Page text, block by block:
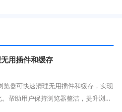
用插件和缓存
览器可快速清理无用插件和缓存，实现
。帮助用户保持浏览器整洁，提升浏览